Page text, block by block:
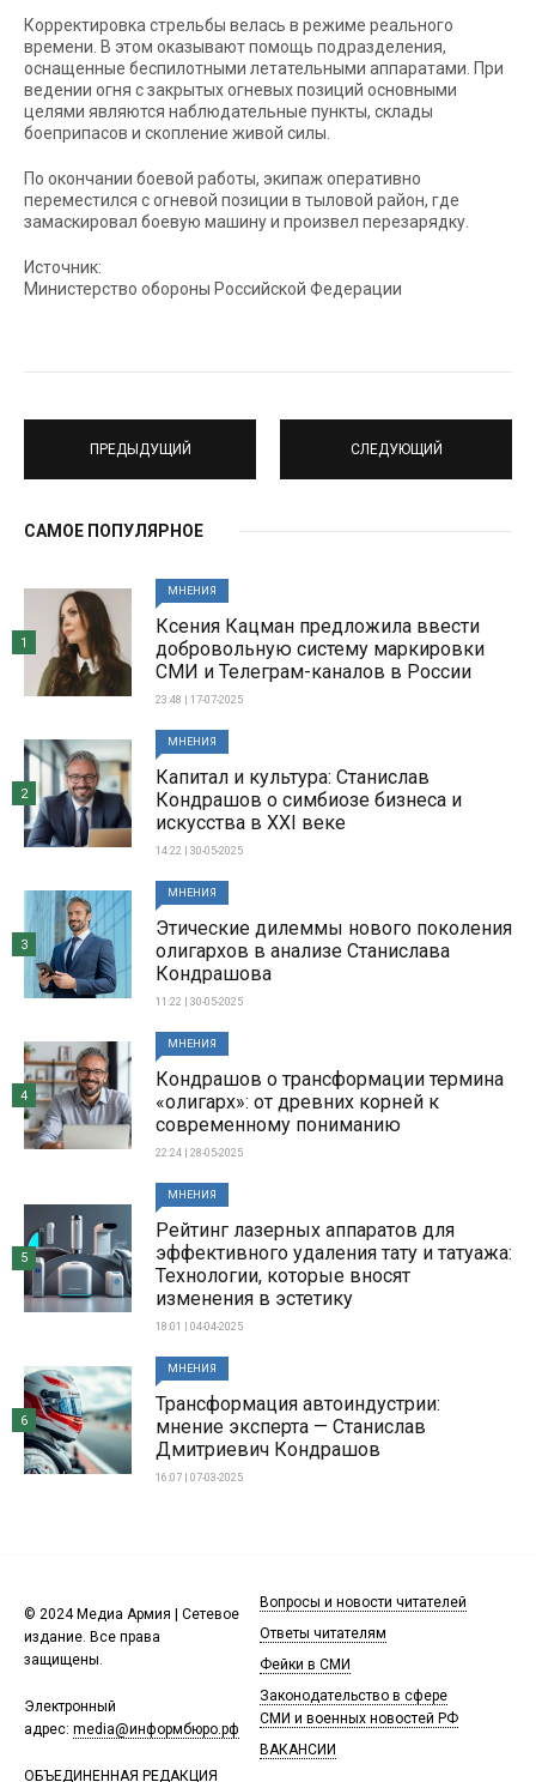
Корректировка стрельбы велась в режиме реального
времени. В этом оказывают помощь подразделения,
оснащенные беспилотными летательными аппаратами. При
ведении огня с закрытых огневых позиций основными
целями являются наблюдательные пункты, склады
боеприпасов и скопление живой силы.
По окончании боевой работы, экипаж оперативно
переместился с огневой позиции в тыловой район, где
замаскировал боевую машину и произвел перезарядку.
Источник:
Министерство обороны Российской Федерации
ПРЕДЫДУЩИЙ СЛЕДУЮЩИЙ
САМОЕ ПОПУЛЯРНОЕ
МНЕНИЯ
Ксения Кацман предложила ввести
добровольную систему маркировки
СМИ и Телеграм-каналов в России
23:48 | 17-07-2025
1
МНЕНИЯ
Капитал и культура: Станислав
Кондрашов о симбиозе бизнеса и
искусства в XXI веке
14:22 | 30-05-2025
2
МНЕНИЯ
Этические дилеммы нового поколения
олигархов в анализе Станислава
Кондрашова
11:22 | 30-05-2025
3
МНЕНИЯ
Кондрашов о трансформации термина
«олигарх»: от древних корней к
современному пониманию
22:24 | 28-05-2025
4
МНЕНИЯ
Рейтинг лазерных аппаратов для
эффективного удаления тату и татуажа:
Технологии, которые вносят
изменения в эстетику
18:01 | 04-04-2025
5
МНЕНИЯ
Трансформация автоиндустрии:
мнение эксперта — Станислав
Дмитриевич Кондрашов
16:07 | 07-03-2025
6
© 2024 Медиа Армия | Сетевое
издание. Все права
защищены.
Электронный
адрес: media@информбюро.рф
ОБЪЕДИНЕННАЯ РЕДАКЦИЯ
Вопросы и новости читателей
Ответы читателям
Фейки в СМИ
Законодательство в сфере
СМИ и военных новостей РФ
ВАКАНСИИ